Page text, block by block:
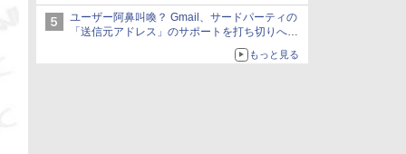
ーズ 予算を抑えて導入でき、ECCメモリへの
アップグレードも可能
ユーザー阿鼻叫喚？ Gmail、サードパーティの
「送信元アドレス」のサポートを打ち切りへ
もっと見る